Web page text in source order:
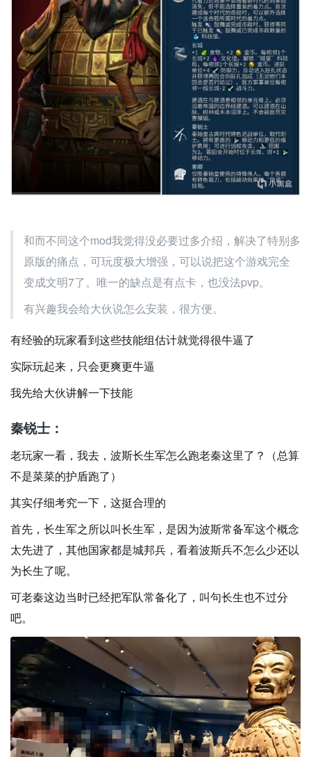
和而不同这个mod我觉得没必要过多介绍，解决了特别多
原版的痛点，可玩度极大增强，可以说把这个游戏完全
变成文明7了。唯一的缺点是有点卡，也没法pvp。
有兴趣我会给大伙说怎么安装，很方便。
有经验的玩家看到这些技能组估计就觉得很牛逼了
实际玩起来，只会更爽更牛逼
我先给大伙讲解一下技能
秦锐士：
老玩家一看，我去，波斯长生军怎么跑老秦这里了？（总算
不是菜菜的护盾跑了）
其实仔细考究一下，这挺合理的
首先，长生军之所以叫长生军，是因为波斯常备军这个概念
太先进了，其他国家都是城邦兵，看着波斯兵不怎么少还以
为长生了呢。
可老秦这边当时已经把军队常备化了，叫句长生也不过分
吧。